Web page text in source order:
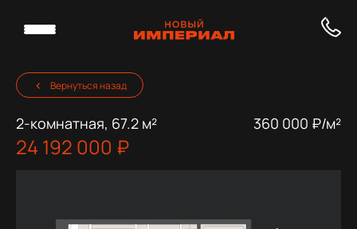
Вернуться назад
2-комнатная, 67.2 м² 360 000 ₽/м²
24 192 000 ₽